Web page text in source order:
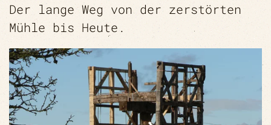
Der lange Weg von der zerstörten
Mühle bis Heute.